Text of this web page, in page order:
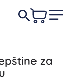
za